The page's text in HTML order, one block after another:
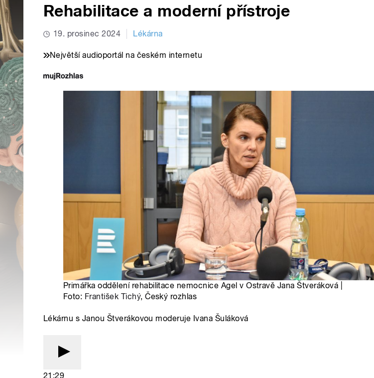
Rehabilitace a moderní přístroje
19. prosinec 2024 Lékárna
Největší audioportál na českém internetu
Primářka oddělení rehabilitace nemocnice Agel v Ostravě Jana Štveráková |
Foto: František Tichý, Český rozhlas
Lékárnu s Janou Štverákovou moderuje Ivana Šuláková
21:29